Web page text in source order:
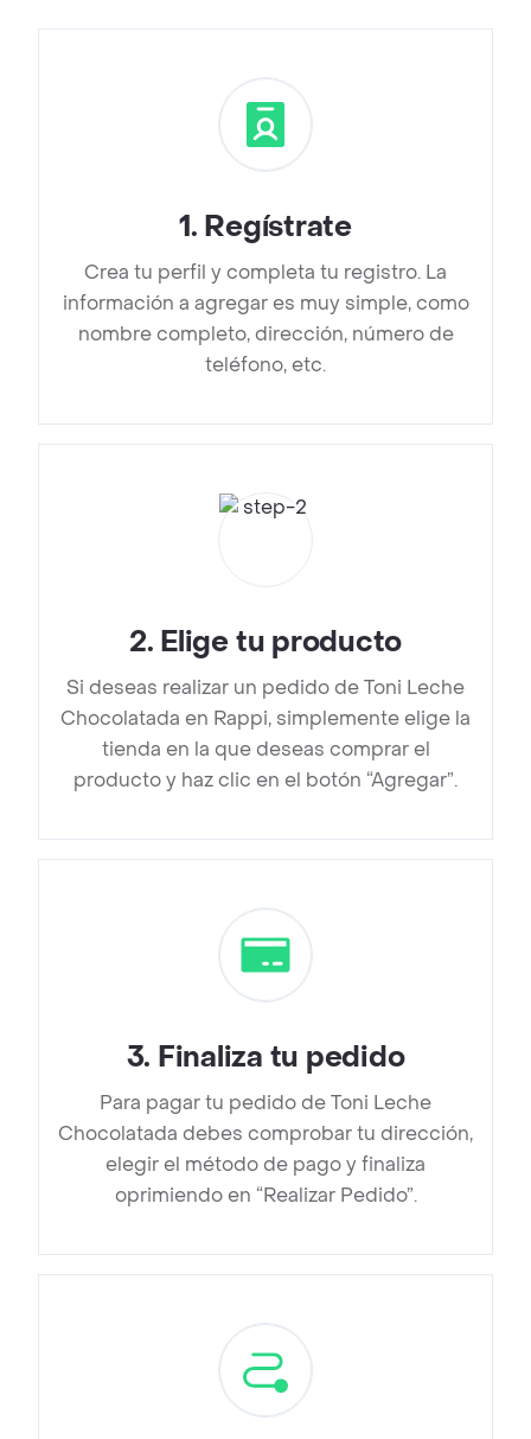
1. Regístrate
Crea tu perfil y completa tu registro. La
información a agregar es muy simple, como
nombre completo, dirección, número de
teléfono, etc.
2. Elige tu producto
Si deseas realizar un pedido de Toni Leche
Chocolatada en Rappi, simplemente elige la
tienda en la que deseas comprar el
producto y haz clic en el botón “Agregar”.
3. Finaliza tu pedido
Para pagar tu pedido de Toni Leche
Chocolatada debes comprobar tu dirección,
elegir el método de pago y finaliza
oprimiendo en “Realizar Pedido”.